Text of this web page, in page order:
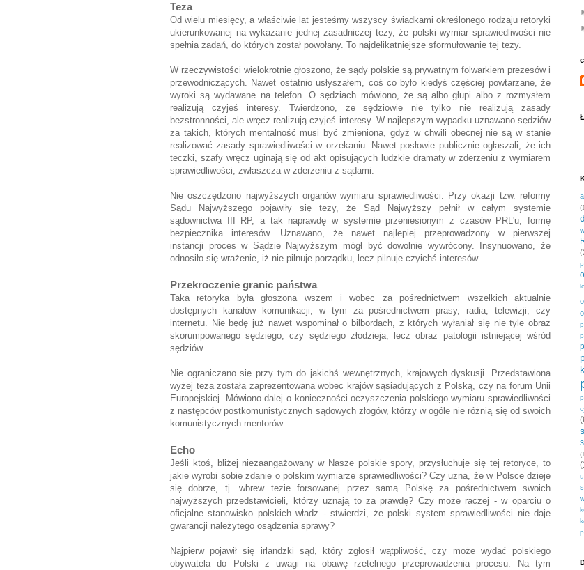
Teza
Od wielu miesięcy, a właściwie lat jesteśmy wszyscy świadkami określonego rodzaju retoryki
ukierunkowanej na wykazanie jednej zasadniczej tezy, że polski wymiar sprawiedliwości nie
spełnia zadań, do których został powołany. To najdelikatniejsze sformułowanie tej tezy.
W rzeczywistości wielokrotnie głoszono, że sądy polskie są prywatnym folwarkiem prezesów i
przewodniczących. Nawet ostatnio usłyszałem, coś co było kiedyś częściej powtarzane, że
wyroki są wydawane na telefon. O sędziach mówiono, że są albo głupi albo z rozmysłem
realizują czyjeś interesy. Twierdzono, że sędziowie nie tylko nie realizują zasady
bezstronności, ale wręcz realizują czyjeś interesy. W najlepszym wypadku uznawano sędziów
za takich, których mentalność musi być zmieniona, gdyż w chwili obecnej nie są w stanie
realizować zasady sprawiedliwości w orzekaniu. Nawet posłowie publicznie ogłaszali, że ich
teczki, szafy wręcz uginają się od akt opisujących ludzkie dramaty w zderzeniu z wymiarem
sprawiedliwości, zwłaszcza w zderzeniu z sądami.
Nie oszczędzono najwyższych organów wymiaru sprawiedliwości. Przy okazji tzw. reformy
Sądu Najwyższego pojawiły się tezy, że Sąd Najwyższy pełnił w całym systemie
sądownictwa III RP, a tak naprawdę w systemie przeniesionym z czasów PRL'u, formę
bezpiecznika interesów. Uznawano, że nawet najlepiej przeprowadzony w pierwszej
instancji procesw Sądzie Najwyższym mógł być dowolnie wywrócony. Insynuowano, że
odnosiło się wrażenie, iż nie pilnuje porządku, lecz pilnuje czyichś interesów.
Przekroczenie granic państwa
Taka retoryka była głoszona wszem i wobec za pośrednictwem wszelkich aktualnie
dostępnych kanałów komunikacji, w tym za pośrednictwem prasy, radia, telewizji, czy
internetu. Nie będę już nawet wspominał o bilbordach, z których wyłaniał się nie tyle obraz
skorumpowanego sędziego, czy sędziego złodzieja, lecz obraz patologii istniejącej wśród
sędziów.
Nie ograniczano się przy tym do jakichś wewnętrznych, krajowych dyskusji. Przedstawiona
wyżej teza została zaprezentowana wobec krajów sąsiadujących z Polską, czy na forum Unii
Europejskiej. Mówiono dalej o konieczności oczyszczenia polskiego wymiaru sprawiedliwości
z następców postkomunistycznych sądowych złogów, którzy w ogóle nie różnią się od swoich
komunistycznych mentorów.
Echo
Jeśli ktoś, bliżej niezaangażowany w Nasze polskie spory, przysłuchuje się tej retoryce, to
jakie wyrobi sobie zdanie o polskim wymiarze sprawiedliwości? Czy uzna, że w Polsce dzieje
się dobrze, tj. wbrew tezie forsowanej przez samą Polskę za pośrednictwem swoich
najwyższych przedstawicieli, którzy uznają to za prawdę? Czy może raczej - w oparciu o
oficjalne stanowisko polskich władz - stwierdzi, że polski system sprawiedliwości nie daje
gwarancji należytego osądzenia sprawy?
Najpierw pojawił się irlandzki sąd, który zgłosił wątpliwość, czy może wydać polskiego
obywatela do Polski z uwagi na obawę rzetelnego przeprowadzenia procesu. Na tym